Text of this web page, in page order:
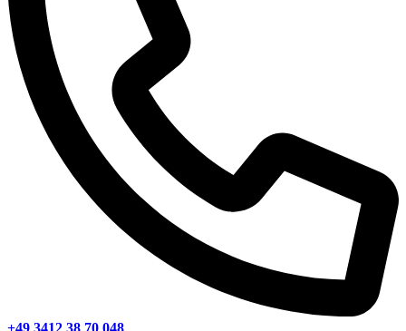
+49 3412 38 70 048